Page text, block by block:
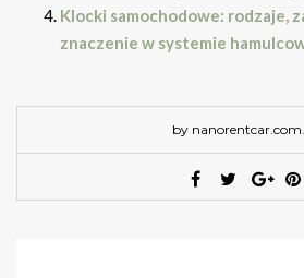
Klocki samochodowe: rodzaje,
znaczenie w systemie
by